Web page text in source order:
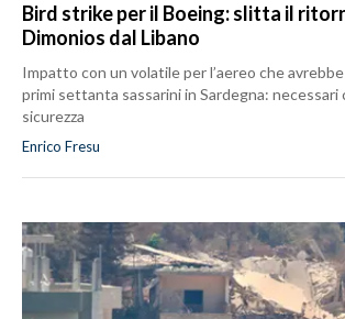
Bird strike per il Boeing: slitta il
Dimonios dal Libano
Impatto con un volatile per l’aereo che
primi settanta sassarini in Sardegna: necessari
sicurezza
Enrico Fresu